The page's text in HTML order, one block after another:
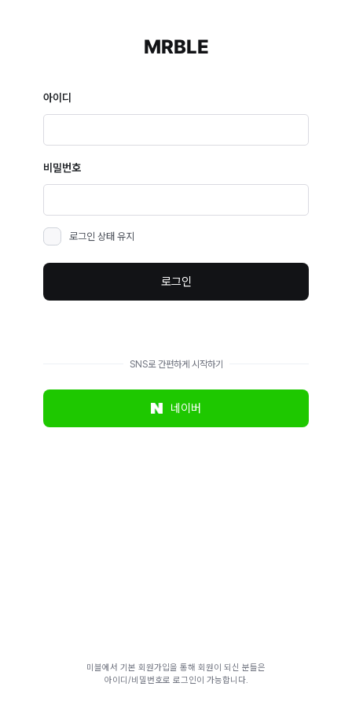
MRBLE
아이디
비밀번호
로그인 상태 유지
로그인
SNS로 간편하게 시작하기
네이버
미블에서 기본 회원가입을 통해 회원이 되신 분들은
아이디/비밀번호로 로그인이 가능합니다.